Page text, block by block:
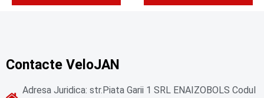
Contacte VeloJAN
Adresa Juridica: str.Piata Garii 1 SRL ENAIZOBOLS Codul